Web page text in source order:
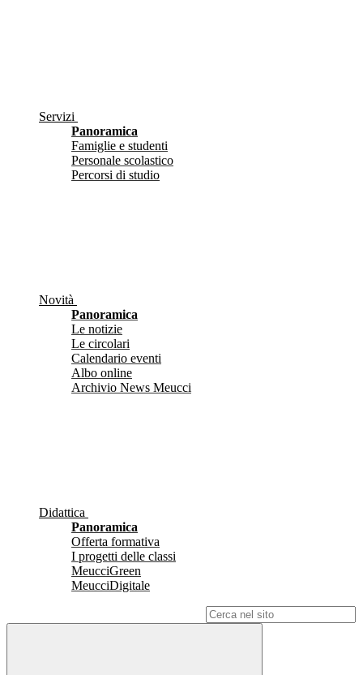
Servizi
Panoramica
Famiglie e studenti
Personale scolastico
Percorsi di studio
Novità
Panoramica
Le notizie
Le circolari
Calendario eventi
Albo online
Archivio News Meucci
Didattica
Panoramica
Offerta formativa
I progetti delle classi
MeucciGreen
MeucciDigitale